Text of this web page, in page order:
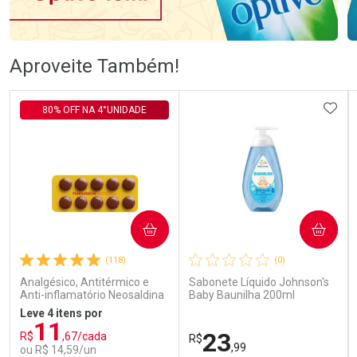
Comprar sem Desconto
Por R$ 56,24/cada
Comprar sem Desconto
Por R$ 56,24/cada
Comprar sem Desconto
Comprar sem Desconto
Aproveite Também!
(118)
Analgésico, Antitérmico e
Anti-inflamatório Neosaldina
30mg + 300mg + 30mg 10
Drágeas
80% OFF NA 4°UNIDADE
Leve 4 itens por
R$11 ,67/cada
ou R$ 14,59/un
COMPRAR
(0)
Sabonete Líquido Johnson's
Baby Baunilha 200ml
R$23,99
COMPRAR